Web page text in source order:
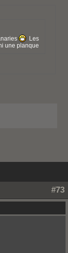
Les
une planque
#73